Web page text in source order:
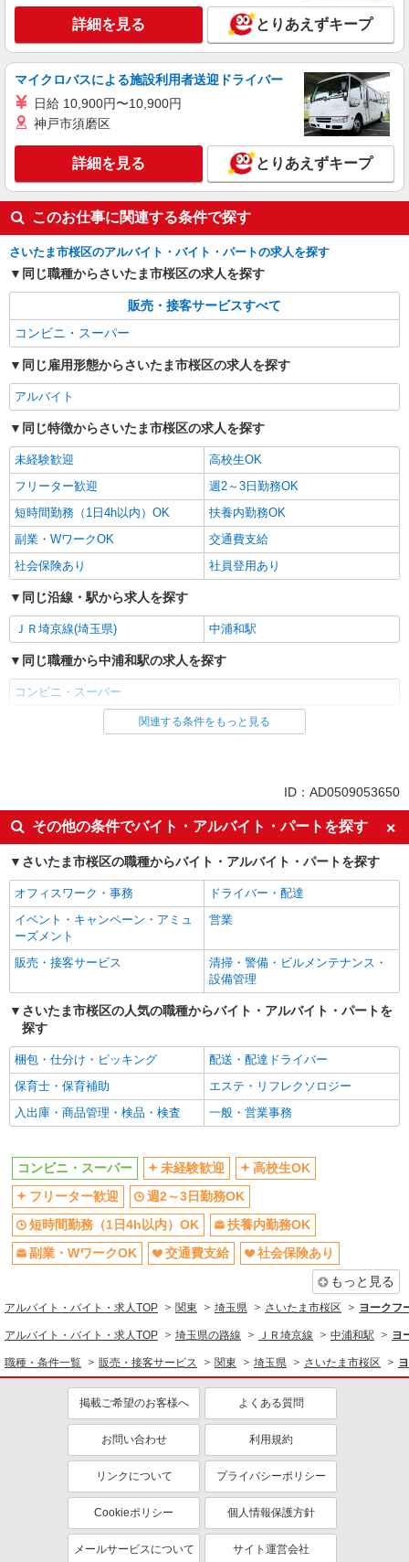
詳細を見る とりあえずキープ
マイクロバスによる施設利用者送迎ドライバー
日給 10,900円〜10,900円
神戸市須磨区
詳細を見る とりあえずキープ
このお仕事に関連する条件で探す
さいたま市桜区のアルバイト・バイト・パートの求人を探す
同じ職種からさいたま市桜区の求人を探す
販売・接客サービスすべて
コンビニ・スーパー
同じ雇用形態からさいたま市桜区の求人を探す
アルバイト
同じ特徴からさいたま市桜区の求人を探す
未経験歓迎
高校生OK
フリーター歓迎
週2～3日勤務OK
短時間勤務（1日4h以内）OK
扶養内勤務OK
副業・WワークOK
交通費支給
社会保険あり
社員登用あり
同じ沿線・駅から求人を探す
ＪＲ埼京線(埼玉県) 中浦和駅
同じ職種から中浦和駅の求人を探す
コンビニ・スーパー
同じ雇用形態から中浦和駅の求人を探す
未経験歓迎
高校生OK
フリーター歓迎
週2～3日勤務OK
短時間勤務（1日4h以内）OK
扶養内勤務OK
副業・WワークOK
交通費支給
社会保険あり
社員登用あり
同じ職種から求人を探す
販売・接客サービス
コンビニ・スーパー
同じ特徴から求人を探す
未経験歓迎
高校生OK
週2～3日勤務OK
短時間勤務（1日4h以内）OK
交通費支給
社会保険あり
社員登用あり
関連する条件をもっと見る
ID：AD0509053650
その他の条件でバイト・アルバイト・パートを探す
さいたま市桜区の職種からバイト・アルバイト・パートを探す
オフィスワーク・事務
ドライバー・配達
イベント・キャンペーン・アミュ
ーズメント
営業
販売・接客サービス
清掃・警備・ビルメンテナンス・
設備管理
さいたま市桜区の人気の職種からバイト・アルバイト・パートを
探す
梱包・仕分け・ピッキング
配送・配達ドライバー
保育士・保育補助
エステ・リフレクソロジー
入出庫・商品管理・検品・検査
一般・営業事務
コンビニ・スーパー 未経験歓迎
高校生OK
フリーター歓迎
週2～3日勤務OK
短時間勤務（1日4h以内）OK
扶養内勤務OK
副業・WワークOK
交通費支給
社会保険あり
もっと見る
アルバイト・バイト・求人TOP 関東 埼玉県 さいたま市桜区 ヨークフ
アルバイト・バイト・求人TOP 埼玉県の路線 ＪＲ埼京線 中浦和駅 ヨ
職種・条件一覧 販売・接客サービス 関東 埼玉県 さいたま市桜区
掲載ご希望のお客様へ よくある質問
お問い合わせ 利用規約
リンクについて プライバシーポリシー
Cookieポリシー 個人情報保護方針
メールサービスについて サイト運営会社